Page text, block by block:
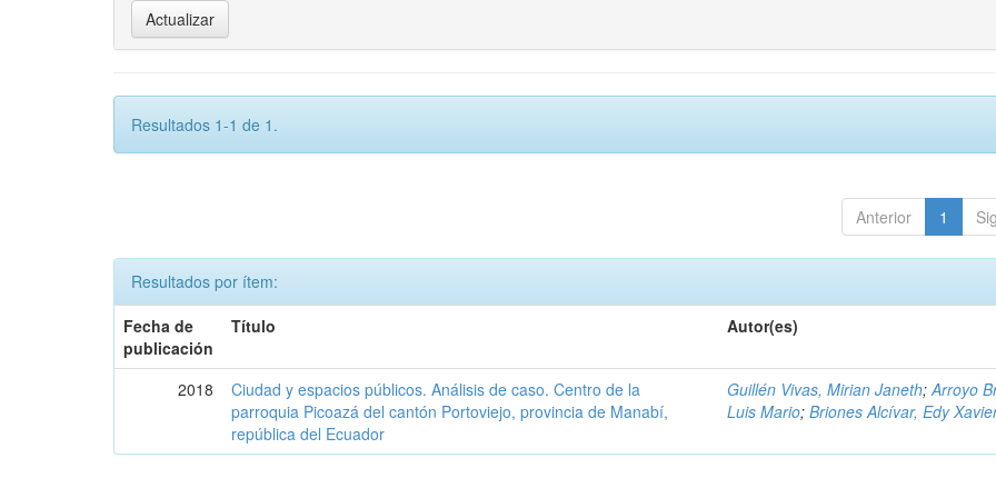
Resultados 1-1 de 1.
Anterior 1
Resultados por ítem:
Fecha de
publicación
Título Autor(es)
2018
Ciudad y espacios públicos. Análisis de caso. Centro de la
parroquia Picoazá del cantón Portoviejo, provincia de Manabí,
república del Ecuador
Guillén Vivas, Mirian Janeth;Arroyo
Luis Mario;Briones Alcívar, Edy